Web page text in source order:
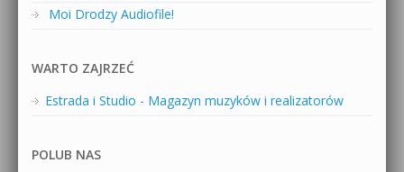
Moi Drodzy Audiofile!
WARTO ZAJRZEĆ
Estrada i Studio - Magazyn muzyków i realizatorów
POLUB NAS